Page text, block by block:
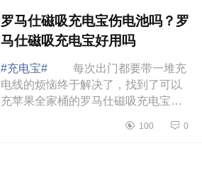
罗马仕磁吸充电宝伤电池吗？罗
马仕磁吸充电宝好用吗
#充电宝#
每次出门都要带一堆充
电线的烦恼终于解决了，找到了可以
充苹果全家桶的罗马仕磁吸充电宝。
电宝伤电池吗？罗马仕磁吸充电宝好
100 0